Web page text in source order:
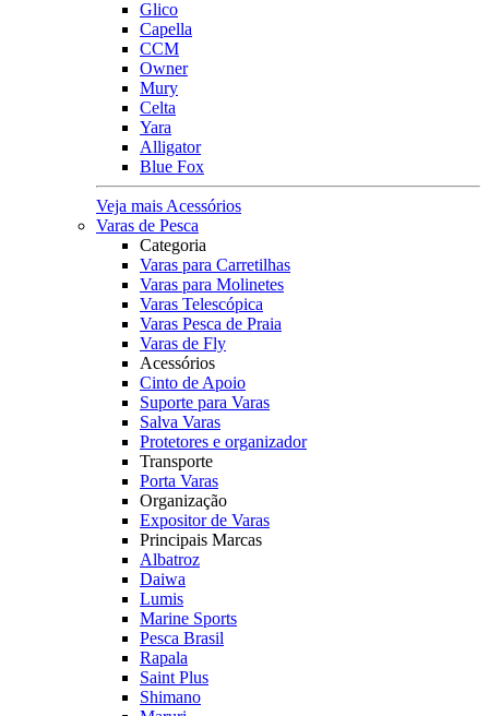
Glico
Capella
CCM
Owner
Mury
Celta
Yara
Alligator
Blue Fox
Veja mais Acessórios
Varas de Pesca
Categoria
Varas para Carretilhas
Varas para Molinetes
Varas Telescópica
Varas Pesca de Praia
Varas de Fly
Acessórios
Cinto de Apoio
Suporte para Varas
Salva Varas
Protetores e organizador
Transporte
Porta Varas
Organização
Expositor de Varas
Principais Marcas
Albatroz
Daiwa
Lumis
Marine Sports
Pesca Brasil
Rapala
Saint Plus
Shimano